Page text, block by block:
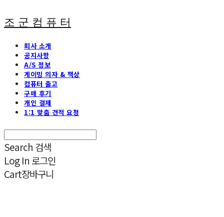
조 군 컴 퓨 터
회사 소개
공지사항
A/S 정보
게이밍 의자 & 책상
컴퓨터 출고
구매 후기
개인 결제
1:1 맞춤 견적 요청
Search 검색
Log In 로그인
Cart장바구니